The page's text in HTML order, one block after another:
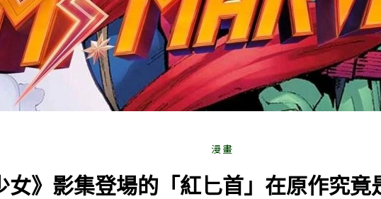
女》影集登場的「紅匕首」在原作究